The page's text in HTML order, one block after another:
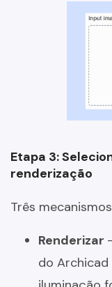
Etapa 3:
renderização
Três
Renderizar
do